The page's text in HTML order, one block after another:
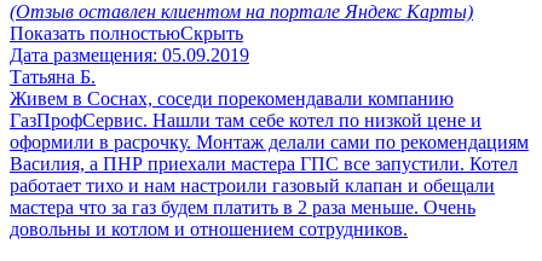
(Отзыв оставлен клиентом на портале Яндекс Карты)
Показать полностьюСкрыть
Дата размещения: 05.09.2019
Татьяна Б.
Живем в Соснах, соседи порекомендавали компанию
ГазПрофСервис. Нашли там себе котел по низкой цене и
оформили в расрочку. Монтаж делали сами по рекомендациям
Василия, а ПНР приехали мастера ГПС все запустили. Котел
работает тихо и нам настроили газовый клапан и обещали
мастера что за газ будем платить в 2 раза меньше. Очень
довольны и котлом и отношением сотрудников.